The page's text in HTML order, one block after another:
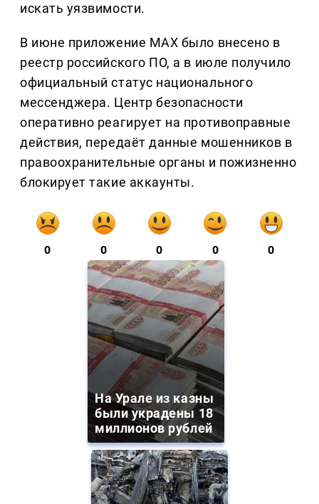
искать уязвимости.
В июне приложение MAX было внесено в
реестр российского ПО, а в июле получило
официальный статус национального
мессенджера. Центр безопасности
оперативно реагирует на противоправные
действия, передаёт данные мошенников в
правоохранительные органы и пожизненно
блокирует такие аккаунты.
0 0 0 0 0
На Урале из казны
были украдены 18
миллионов рублей